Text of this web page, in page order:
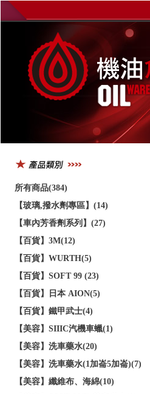
所有商品(384)
【玻璃,撥水劑專區】(14)
【車內芳香劑系列】(27)
【百貨】3M(12)
【百貨】WURTH(5)
【百貨】SOFT 99 (23)
【百貨】日本 AION(5)
【百貨】鐵甲武士(4)
【美容】SIIIC汽機車蠟(1)
【美容】洗車藥水(20)
【美容】洗車藥水(1加崙5加崙)(7)
【美容】纖維布、海綿(10)